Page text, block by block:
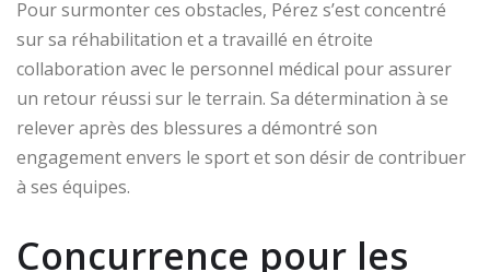
Pour surmonter ces obstacles, Pérez s’est concentré
sur sa réhabilitation et a travaillé en étroite
collaboration avec le personnel médical pour assurer
un retour réussi sur le terrain. Sa détermination à se
relever après des blessures a démontré son
engagement envers le sport et son désir de contribuer
à ses équipes.
Concurrence pour les